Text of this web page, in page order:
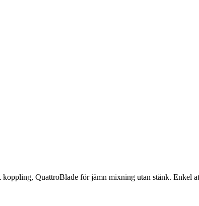
QuattroBlade för jämn mixning utan stänk. Enkel